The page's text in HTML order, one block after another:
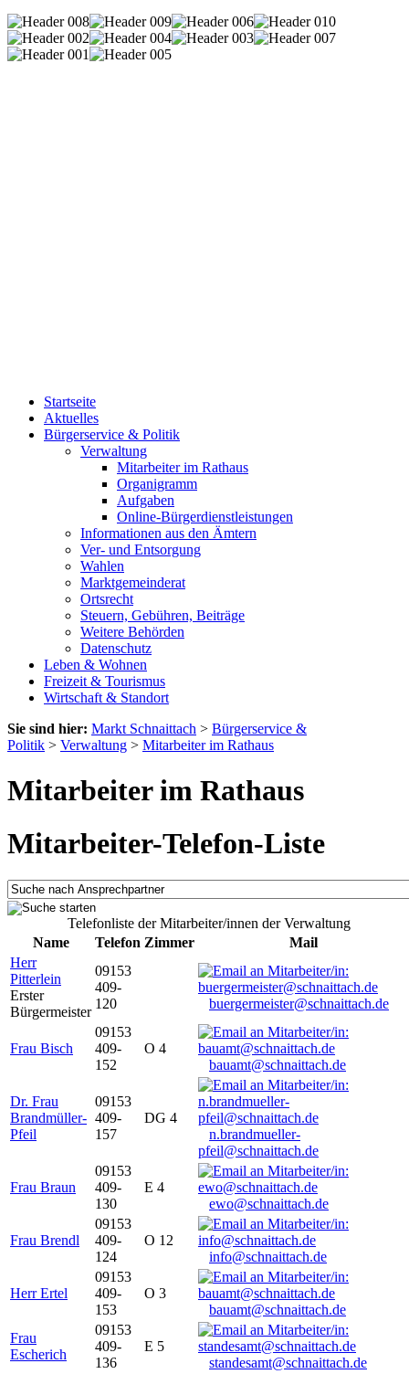
Startseite
Aktuelles
Bürgerservice & Politik
Verwaltung
Mitarbeiter im Rathaus
Organigramm
Aufgaben
Online-Bürgerdienstleistungen
Informationen aus den Ämtern
Ver- und Entsorgung
Wahlen
Marktgemeinderat
Ortsrecht
Steuern, Gebühren, Beiträge
Weitere Behörden
Datenschutz
Leben & Wohnen
Freizeit & Tourismus
Wirtschaft & Standort
Sie sind hier: Markt Schnaittach > Bürgerservice &
Politik > Verwaltung > Mitarbeiter im Rathaus
Mitarbeiter im Rathaus
Mitarbeiter-Telefon-Liste
Telefonliste der Mitarbeiter/innen der Verwaltung
Name
Telefon Zimmer
Mail
Herr
Pitterlein
Erster
Bürgermeister
09153
409-
120
buergermeister@schnaittach.de
Frau Bisch
09153
409-
152
O 4
bauamt@schnaittach.de
Dr. Frau
Brandmüller-
Pfeil
09153
409-
157
DG 4
n.brandmueller-
pfeil@schnaittach.de
Frau Braun
09153
409-
130
E 4
ewo@schnaittach.de
Frau Brendl
09153
409-
124
O 12
info@schnaittach.de
Herr Ertel
09153
409-
153
O 3
bauamt@schnaittach.de
Frau
Escherich
09153
409-
136
E 5
standesamt@schnaittach.de